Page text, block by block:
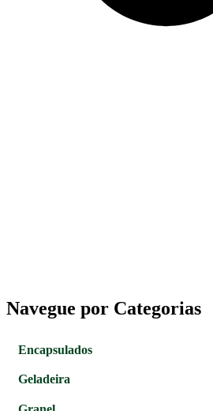
Navegue por Categorias
Encapsulados
Geladeira